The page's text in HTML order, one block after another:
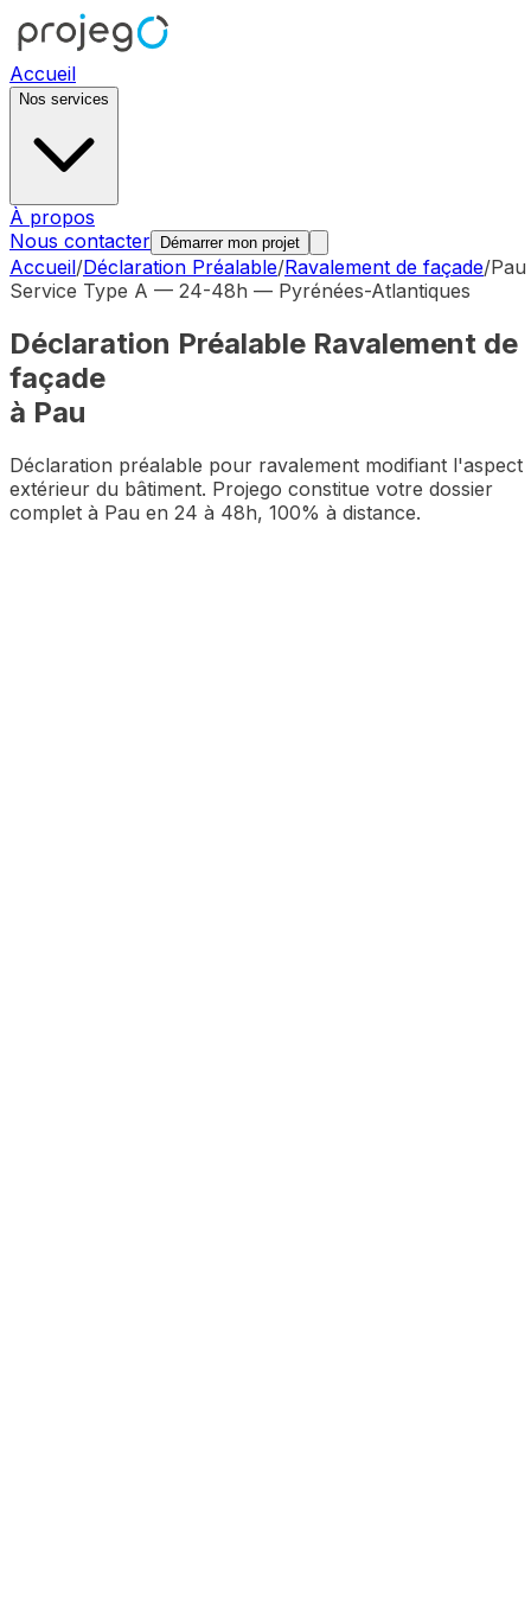
Accueil
Nos services
À propos
Nous contacter
Démarrer mon projet
Accueil/Déclaration Préalable/Ravalement de façade/Pau
Service Type A — 24-48h — Pyrénées-Atlantiques
Déclaration Préalable Ravalement de
façade
à Pau
Déclaration préalable pour ravalement modifiant l'aspect
extérieur du bâtiment. Projego constitue votre dossier
complet à Pau en 24 à 48h, 100% à distance.